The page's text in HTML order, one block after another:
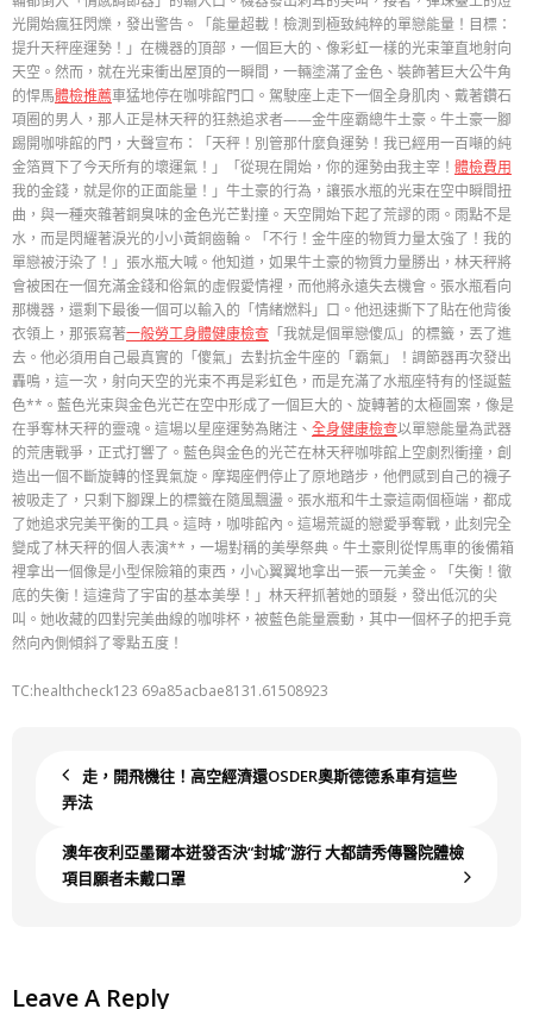
光開始瘋狂閃爍，發出警告。「能量超載！檢測到極致純粹的單戀能量！目標：
提升天秤座運勢！」在機器的頂部，一個巨大的、像彩虹一樣的光束筆直地射向
天空。然而，就在光束衝出屋頂的一瞬間，一輛塗滿了金色、裝飾著巨大公牛角
的悍馬體檢推薦車猛地停在咖啡館門口。駕駛座上走下一個全身肌肉、戴著鑽石
項圈的男人，那人正是林天秤的狂熱追求者——金牛座霸總牛土豪。牛土豪一腳
踢開咖啡館的門，大聲宣布：「天秤！別管那什麼負運勢！我已經用一百噸的純
金箔買下了今天所有的壞運氣！」「從現在開始，你的運勢由我主宰！ 體檢費用
我的金錢，就是你的正面能量！」牛土豪的行為，讓張水瓶的光束在空中瞬間扭
曲，與一種夾雜著銅臭味的金色光芒對撞。天空開始下起了荒謬的雨。雨點不是
水，而是閃耀著淚光的小小黃銅齒輪。「不行！金牛座的物質力量太強了！我的
單戀被汙染了！」張水瓶大喊。他知道，如果牛土豪的物質力量勝出，林天秤將
會被困在一個充滿金錢和俗氣的虛假愛情裡，而他將永遠失去機會。張水瓶看向
那機器，還剩下最後一個可以輸入的「情緒燃料」口。他迅速撕下了貼在他背後
衣領上，那張寫著一般勞工身體健康檢查 「我就是個單戀傻瓜」的標籤，丟了進
去。他必須用自己最真實的「傻氣」去對抗金牛座的「霸氣」！調節器再次發出
轟鳴，這一次，射向天空的光束不再是彩虹色，而是充滿了水瓶座特有的怪誕藍
色**。藍色光束與金色光芒在空中形成了一個巨大的、旋轉著的太極圖案，像是
在爭奪林天秤的靈魂。這場以星座運勢為賭注、 全身健康檢查以單戀能量為武器
的荒唐戰爭，正式打響了。藍色與金色的光芒在林天秤咖啡館上空劇烈衝撞，創
造出一個不斷旋轉的怪異氣旋。摩羯座們停止了原地踏步，他們感到自己的襪子
被吸走了，只剩下腳踝上的標籤在隨風飄盪。張水瓶和牛土豪這兩個極端，都成
了她追求完美平衡的工具。這時，咖啡館內。這場荒誕的戀愛爭奪戰，此刻完全
變成了林天秤的個人表演**，一場對稱的美學祭典。牛土豪則從悍馬車的後備箱
裡拿出一個像是小型保險箱的東西，小心翼翼地拿出一張一元美金。「失衡！徹
底的失衡！這違背了宇宙的基本美學！」林天秤抓著她的頭髮，發出低沉的尖
叫。她收藏的四對完美曲線的咖啡杯，被藍色能量震動，其中一個杯子的把手竟
然向內側傾斜了零點五度！
TC:healthcheck123 69a85acbae8131.61508923
走，開飛機往！高空經濟還OSDER奧斯德德系車有這些
弄法
澳年夜利亞墨爾本迸發否決“封城”游行 大都請秀傳醫院體檢
項目願者未戴口罩
Leave A Reply